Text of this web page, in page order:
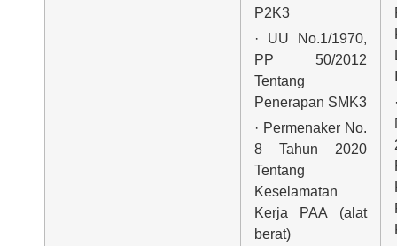
P2K3
· UU No.1/1970,
PP 50/2012
Tentang
Penerapan SMK3
· Permenaker No.
8 Tahun 2020
Tentang
Keselamatan
Kerja PAA (alat
berat)